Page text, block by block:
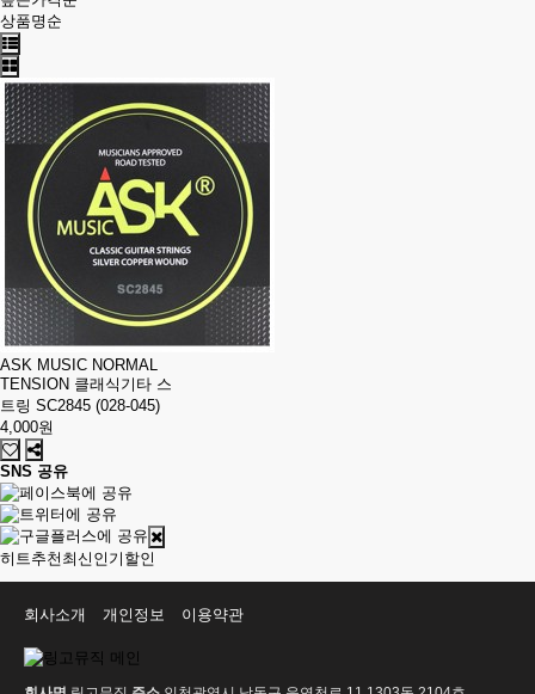
상품명순
ASK MUSIC NORMAL
TENSION 클래식기타 스
트링 SC2845 (028-045)
4,000원
SNS 공유
히트추천 최신 인기 할인
회사소개 개인정보 이용약관